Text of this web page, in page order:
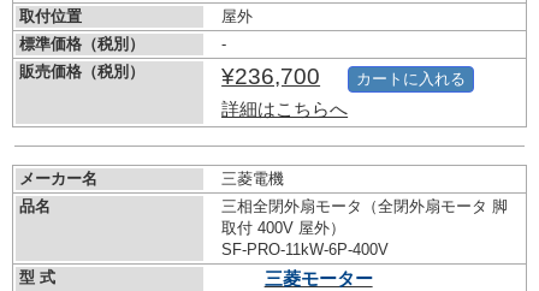
取付位置
屋外
標準価格（税別）
-
販売価格（税別）
¥236,700
詳細はこちらへ
カートに入れる
メーカー名
三菱電機
品名
三相全閉外扇モータ（全閉外扇モータ 脚
取付 400V 屋外）
SF-PRO-11kW-6P-400V
型 式
三菱モーター